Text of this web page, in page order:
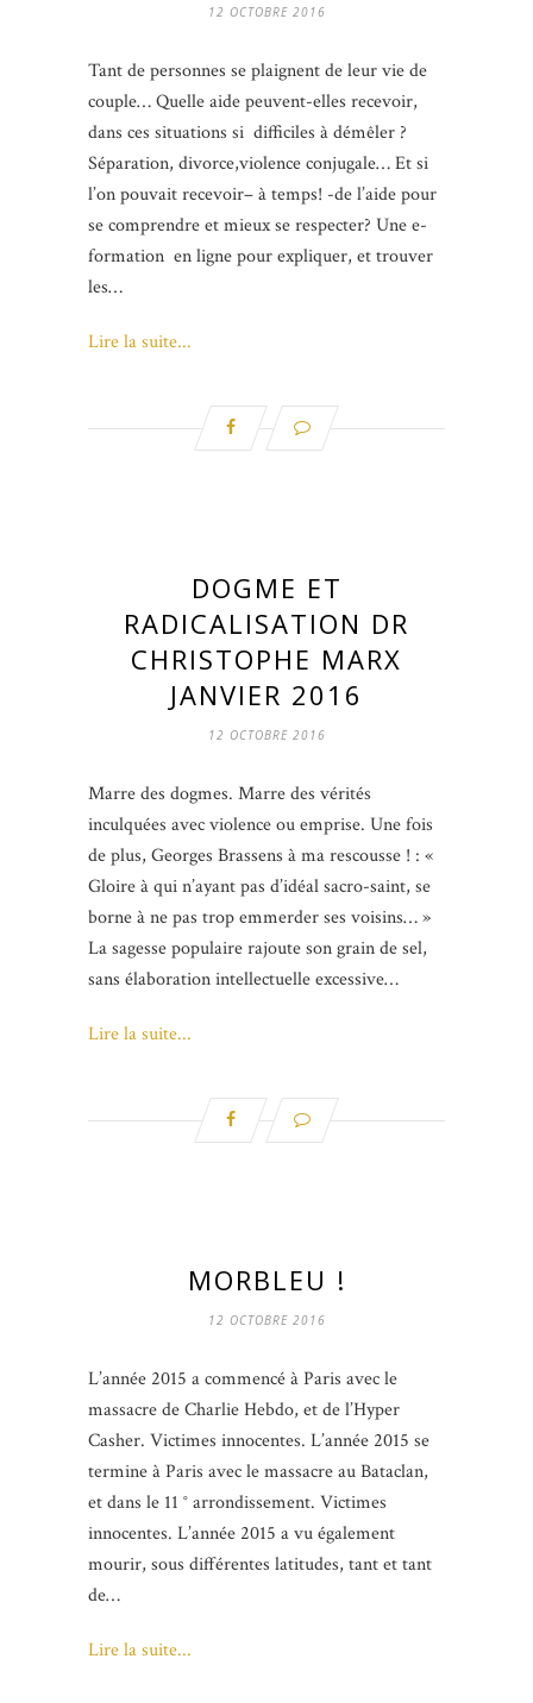
12 OCTOBRE 2016
Tant de personnes se plaignent de leur vie de
couple… Quelle aide peuvent-elles recevoir,
dans ces situations si difficiles à démêler ?
Séparation, divorce,violence conjugale… Et si
l’on pouvait recevoir– à temps! -de l’aide pour
se comprendre et mieux se respecter? Une e-
formation en ligne pour expliquer, et trouver
les…
Lire la suite...
DOGME ET
RADICALISATION DR
CHRISTOPHE MARX
JANVIER 2016
12 OCTOBRE 2016
Marre des dogmes. Marre des vérités
inculquées avec violence ou emprise. Une fois
de plus, Georges Brassens à ma rescousse ! : «
Gloire à qui n’ayant pas d’idéal sacro-saint, se
borne à ne pas trop emmerder ses voisins… »
La sagesse populaire rajoute son grain de sel,
sans élaboration intellectuelle excessive…
Lire la suite...
MORBLEU !
12 OCTOBRE 2016
L’année 2015 a commencé à Paris avec le
massacre de Charlie Hebdo, et de l’Hyper
Casher. Victimes innocentes. L’année 2015 se
termine à Paris avec le massacre au Bataclan,
et dans le 11 ° arrondissement. Victimes
innocentes. L’année 2015 a vu également
mourir, sous différentes latitudes, tant et tant
de…
Lire la suite...